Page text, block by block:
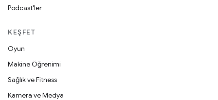
Podcast'ler
KEŞFET
Oyun
Makine Öğrenimi
Sağlık ve Fitness
Kamera ve Medya